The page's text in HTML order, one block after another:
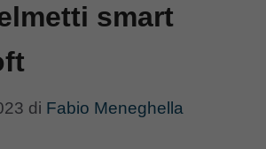
smart
di Fabio Meneghella